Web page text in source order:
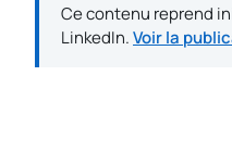
Ce contenu reprend
LinkedIn.Voir la